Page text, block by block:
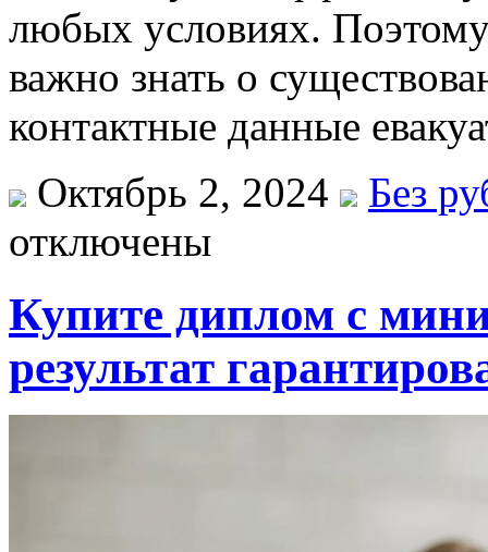
любых условиях.
важно знать о
контактные данные
Октябрь 2, 2024
Без
отключены
Купите диплом с
результат